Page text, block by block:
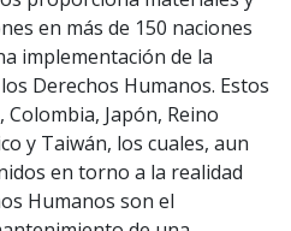
en más de 150 naciones
implementación de la
Derechos Humanos. Estos
Japón, Reino
y Taiwán, los cuales, aun
en torno a la realidad
Humanos son el